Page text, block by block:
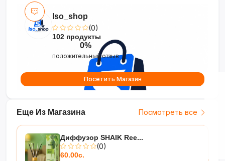
Еще Из Магазина Посмотреть все
Диффузор SHAIK Ree...
(0)
60.00с.
Iso_shop
(0)
102 продукты
0%
положительный отзыв
Посетить Магазин